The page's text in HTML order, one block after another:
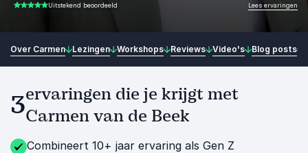
5.00 van 5 Uitstekend beoordeeld Lees ervaringen
Over Carmen Lezingen Workshops Reviews Video's Blog posts
3ervaringen die je krijgt met
Carmen van de Beek
Combineert 10+ jaar ervaring als Gen Z